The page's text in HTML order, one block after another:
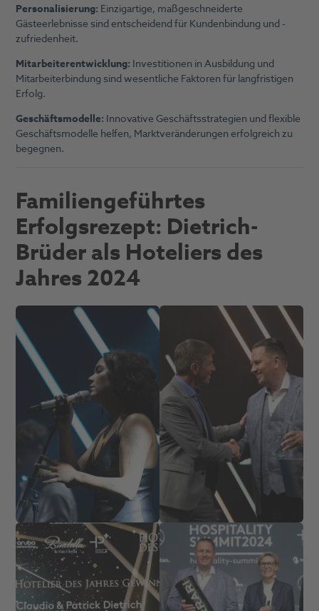
Personalisierung: Einzigartige, maßgeschneiderte
Gästeerlebnisse sind entscheidend für Kundenbindung und -
zufriedenheit.
Mitarbeiterentwicklung: Investitionen in Ausbildung und
Mitarbeiterbindung sind wesentliche Faktoren für langfristigen
Erfolg.
Geschäftsmodelle: Innovative Geschäftsstrategien und flexible
Geschäftsmodelle helfen, Marktveränderungen erfolgreich zu
begegnen.
Familiengeführtes
Erfolgsrezept: Dietrich-
Brüder als Hoteliers des
Jahres 2024